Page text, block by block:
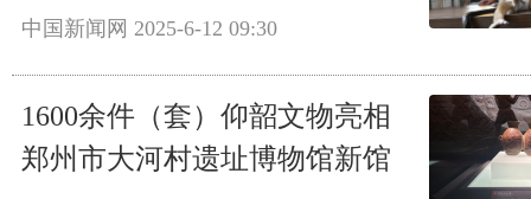
中国新闻网 2025-6-12 09:30
1600余件（套）仰韶文物亮相
郑州市大河村遗址博物馆新馆